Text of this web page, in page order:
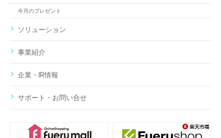
今月のプレゼント
ソリューション
事業紹介
企業・IR情報
サポート・お問い合せ